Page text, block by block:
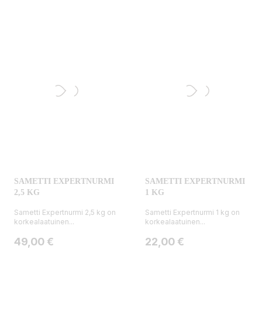
SAMETTI EXPERTNURMI
2,5 KG
Sametti Expertnurmi 2,5 kg on
korkealaatuinen...
Hinta
49,00 €
SAMETTI EXPERTNURMI
1 KG
Sametti Expertnurmi 1 kg on
korkealaatuinen...
Hinta
22,00 €